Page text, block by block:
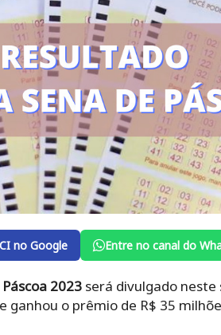
no Google Entre no canal do
2023 será divulgado neste
ganhou o prêmio de R$ 35